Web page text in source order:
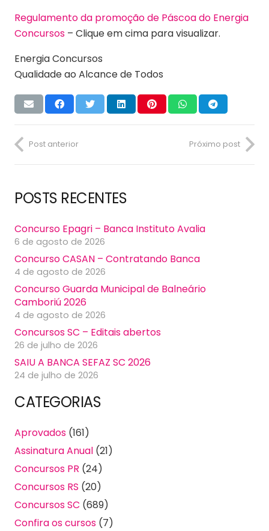
Regulamento da promoção de Páscoa do Energia
Concursos – Clique em cima para visualizar.
Energia Concursos
Qualidade ao Alcance de Todos
Post anterior Próximo post
POSTS RECENTES
Concurso Epagri – Banca Instituto Avalia
6 de agosto de 2026
Concurso CASAN – Contratando Banca
4 de agosto de 2026
Concurso Guarda Municipal de Balneário
Camboriú 2026
4 de agosto de 2026
Concursos SC – Editais abertos
26 de julho de 2026
SAIU A BANCA SEFAZ SC 2026
24 de julho de 2026
CATEGORIAS
Aprovados (161)
Assinatura Anual (21)
Concursos PR (24)
Concursos RS (20)
Concursos SC (689)
Confira os cursos (7)